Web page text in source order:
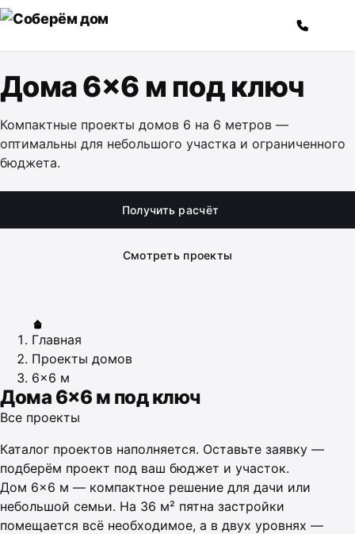
Перейти к содержимому
Дома 6×6 м под ключ
Компактные проекты домов 6 на 6 метров —
оптимальны для небольшого участка и ограниченного
бюджета.
Получить расчёт
Смотреть проекты
Главная
Проекты домов
6×6 м
Дома 6×6 м под ключ
Все проекты
Каталог проектов наполняется. Оставьте заявку —
подберём проект под ваш бюджет и участок.
Дом 6×6 м — компактное решение для дачи или
небольшой семьи. На 36 м² пятна застройки
помещается всё необходимое, а в двух уровнях —